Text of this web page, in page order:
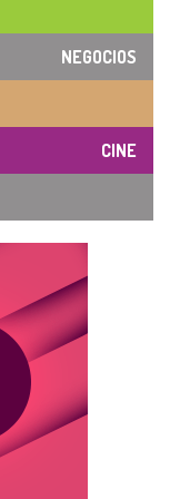
NEGOCIOS
CINE